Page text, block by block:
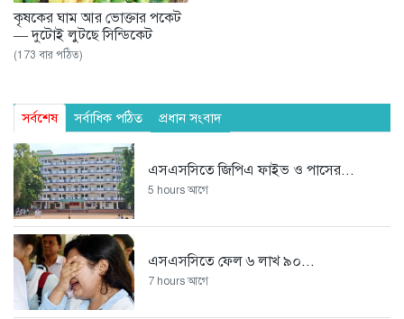
কৃষকের ঘাম আর ভোক্তার পকেট
— দুটোই লুটছে সিন্ডিকেট
(173 বার পঠিত)
সর্বশেষ সর্বাধিক পঠিত প্রধান সংবাদ
এসএসসিতে জিপিএ ফাইভ ও পাসের...
5 hours আগে
এসএসসিতে ফেল ৬ লাখ ৯০...
7 hours আগে